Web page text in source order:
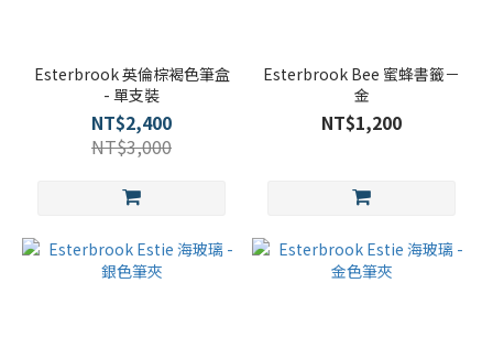
Esterbrook 英倫棕褐色筆盒
- 單支裝
NT$2,400
NT$3,000
Esterbrook Bee 蜜蜂書籤－
金
NT$1,200